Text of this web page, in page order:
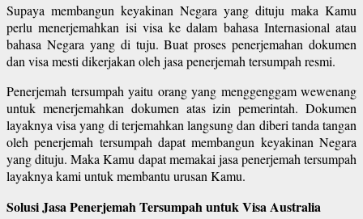
Supaya membangun keyakinan Negara yang dituju maka Kamu
perlu menerjemahkan isi visa ke dalam bahasa Internasional atau
bahasa Negara yang di tuju. Buat proses penerjemahan dokumen
dan visa mesti dikerjakan oleh jasa penerjemah tersumpah resmi.
Penerjemah tersumpah yaitu orang yang menggenggam wewenang
untuk menerjemahkan dokumen atas izin pemerintah. Dokumen
layaknya visa yang di terjemahkan langsung dan diberi tanda tangan
oleh penerjemah tersumpah dapat membangun keyakinan Negara
yang dituju. Maka Kamu dapat memakai jasa penerjemah tersumpah
layaknya kami untuk membantu urusan Kamu.
Solusi Jasa Penerjemah Tersumpah untuk Visa Australia